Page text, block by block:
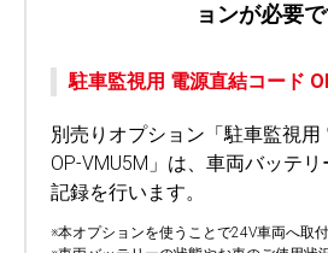
ョンが必要で
駐車監視用 電源直結コード
別売りオプション「駐車監視用
OP-VMU5M」は、車両バッテ
記録を行います。
※本オプションを使うことで24V車両へ取付